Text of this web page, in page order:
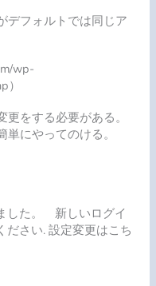
デフォルトでは同じア
wp-
をする必要がある。
にやってのける。
した。 新しいログイ
ださい. 設定変更はこち